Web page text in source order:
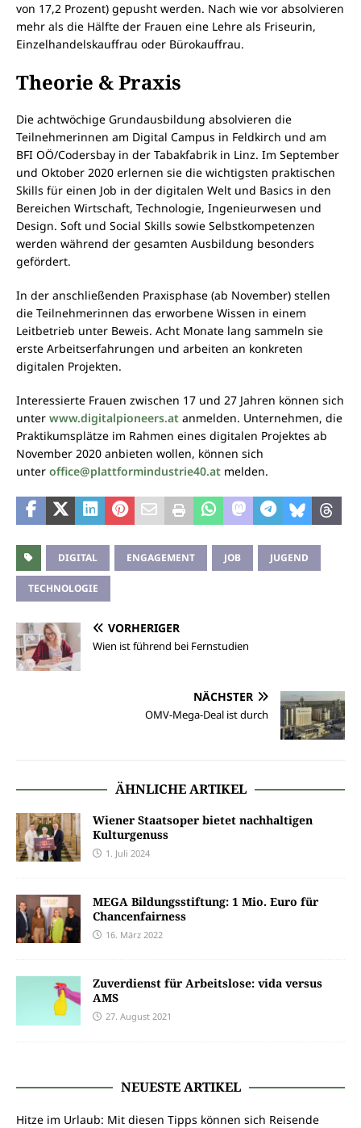
von 17,2 Prozent) gepusht werden. Nach wie vor absolvieren
mehr als die Hälfte der Frauen eine Lehre als Friseurin,
Einzelhandelskauffrau oder Bürokauffrau.
Theorie & Praxis
Die achtwöchige Grundausbildung absolvieren die
Teilnehmerinnen am Digital Campus in Feldkirch und am
BFI OÖ/Codersbay in der Tabakfabrik in Linz. Im September
und Oktober 2020 erlernen sie die wichtigsten praktischen
Skills für einen Job in der digitalen Welt und Basics in den
Bereichen Wirtschaft, Technologie, Ingenieurwesen und
Design. Soft und Social Skills sowie Selbstkompetenzen
werden während der gesamten Ausbildung besonders
gefördert.
In der anschließenden Praxisphase (ab November) stellen
die Teilnehmerinnen das erworbene Wissen in einem
Leitbetrieb unter Beweis. Acht Monate lang sammeln sie
erste Arbeitserfahrungen und arbeiten an konkreten
digitalen Projekten.
Interessierte Frauen zwischen 17 und 27 Jahren können sich
unter www.digitalpioneers.at anmelden. Unternehmen, die
Praktikumsplätze im Rahmen eines digitalen Projektes ab
November 2020 anbieten wollen, können sich
unter office@plattformindustrie40.at melden.
DIGITAL ENGAGEMENT JOB JUGEND
TECHNOLOGIE
VORHERIGER
Wien ist führend bei Fernstudien
NÄCHSTER
OMV-Mega-Deal ist durch
ÄHNLICHE ARTIKEL
Wiener Staatsoper bietet nachhaltigen
Kulturgenuss
1. Juli 2024
MEGA Bildungsstiftung: 1 Mio. Euro für
Chancenfairness
16. März 2022
Zuverdienst für Arbeitslose: vida versus
AMS
27. August 2021
NEUESTE ARTIKEL
Hitze im Urlaub: Mit diesen Tipps können sich Reisende